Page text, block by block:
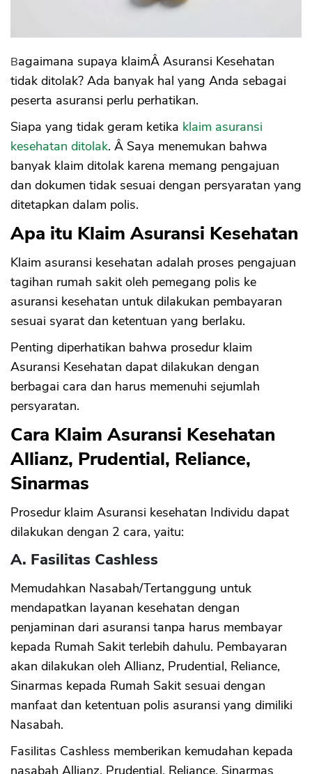
Bagaimana supaya klaimÂ Asuransi Kesehatan
tidak ditolak? Ada banyak hal yang Anda sebagai
peserta asuransi perlu perhatikan.
Siapa yang tidak geram ketika klaim asuransi
kesehatan ditolak. Â Saya menemukan bahwa
banyak klaim ditolak karena memang pengajuan
dan dokumen tidak sesuai dengan persyaratan yang
ditetapkan dalam polis.
Apa itu Klaim Asuransi Kesehatan
Klaim asuransi kesehatan adalah proses pengajuan
tagihan rumah sakit oleh pemegang polis ke
asuransi kesehatan untuk dilakukan pembayaran
sesuai syarat dan ketentuan yang berlaku.
Penting diperhatikan bahwa prosedur klaim
Asuransi Kesehatan dapat dilakukan dengan
berbagai cara dan harus memenuhi sejumlah
persyaratan.
Cara Klaim Asuransi Kesehatan
Allianz, Prudential, Reliance,
Sinarmas
Prosedur klaim Asuransi kesehatan Individu dapat
dilakukan dengan 2 cara, yaitu:
A. Fasilitas Cashless
Memudahkan Nasabah/Tertanggung untuk
mendapatkan layanan kesehatan dengan
penjaminan dari asuransi tanpa harus membayar
kepada Rumah Sakit terlebih dahulu. Pembayaran
akan dilakukan oleh Allianz, Prudential, Reliance,
Sinarmas kepada Rumah Sakit sesuai dengan
manfaat dan ketentuan polis asuransi yang dimiliki
Nasabah.
Fasilitas Cashless memberikan kemudahan kepada
nasabah Allianz, Prudential, Reliance, Sinarmas